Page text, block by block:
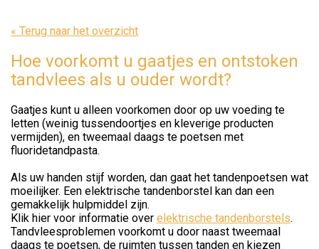
« Terug naar het overzicht
Hoe voorkomt u gaatjes en ontstoken
tandvlees als u ouder wordt?
Gaatjes kunt u alleen voorkomen door op uw voeding te
letten (weinig tussendoortjes en kleverige producten
vermijden), en tweemaal daags te poetsen met
fluoridetandpasta.
Als uw handen stijf worden, dan gaat het tandenpoetsen wat
moeilijker. Een elektrische tandenborstel kan dan een
gemakkelijk hulpmiddel zijn.
Klik hier voor informatie over elektrische tandenborstels.
Tandvleesproblemen voorkomt u door naast tweemaal
daags te poetsen, de ruimten tussen tanden en kiezen